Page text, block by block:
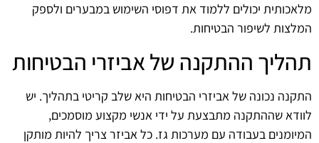
מלאכותית יכולים ללמוד את דפוסי השימוש במבערים ולספק
המלצות לשיפור הבטיחות.
תהליך ההתקנה של אביזרי הבטיחות
התקנה נכונה של אביזרי הבטיחות היא שלב קריטי בתהליך. יש
לוודא שההתקנה מתבצעת על ידי אנשי מקצוע מוסמכים,
המיומנים בעבודה עם מערכות גז. כל אביזר צריך להיות מותקן